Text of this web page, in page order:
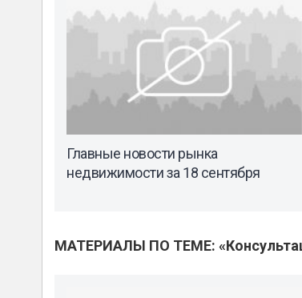
Главные новости рынка
недвижимости за 18 сентября
МАТЕРИАЛЫ ПО ТЕМЕ: